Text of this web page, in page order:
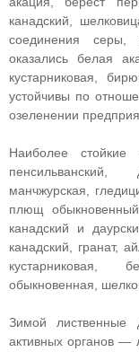
канадский,
соединения серы,
оказались белая
кустарниковая,
устойчивы по
озеленении
Наиболее
манчжурская,
плющ
канадский и
канадский, гранат,
кустарниковая,
обыкновенная,
Зимой лиственные
активных органов —